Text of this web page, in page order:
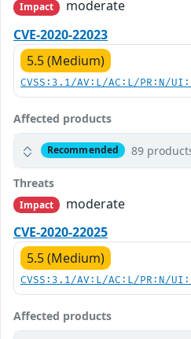
Impact
moderate
CVE-2020-22023
5.5 (Medium)
CVSS:3.1/AV:L/AC:L/PR:N/
Affected products
Recommended 89
Threats
Impact
moderate
CVE-2020-22025
5.5 (Medium)
CVSS:3.1/AV:L/AC:L/PR:N/
Affected products